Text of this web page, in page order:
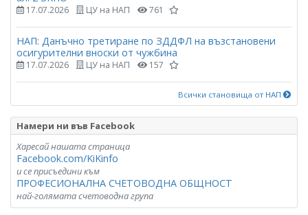
17.07.2026 ЦУ на НАП 761
НАП: Данъчно третиране по ЗДДФЛ на възстановени
осигурителни вноски от чужбина
17.07.2026 ЦУ на НАП 157
Всички становища от НАП
Намери ни във Facebook
Харесай нашата страница
Facebook.com/KiKinfo
и се присъедини към
ПРОФЕСИОНАЛНА СЧЕТОВОДНА ОБЩНОСТ
най-голямата счетоводна група